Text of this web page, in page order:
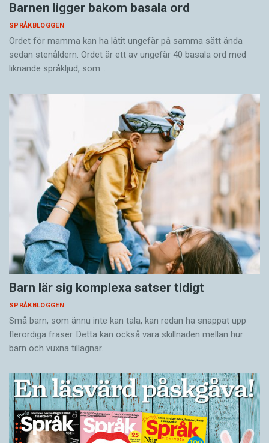
Barnen ligger bakom basala ord
SPRÅKBLOGGEN
Ordet för mamma kan ha låtit ungefär på samma sätt ända
sedan stenåldern. Ordet är ett av ungefär 40 basala ord med
liknande språkljud, som…
Barn lär sig komplexa satser tidigt
SPRÅKBLOGGEN
Små barn, som ännu inte kan tala, kan redan ha snappat upp
flerordiga fraser. Detta kan också vara skillnaden mellan hur
barn och vuxna tillägnar…